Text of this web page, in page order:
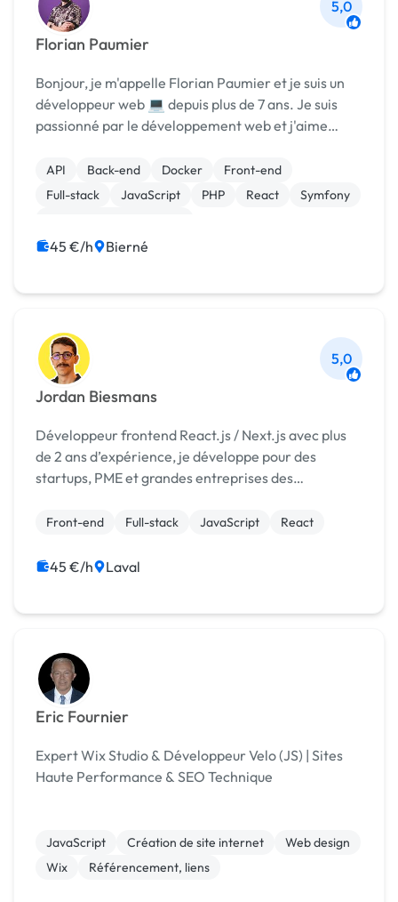
Florian Paumier
5,0
Bonjour, je m'appelle Florian Paumier et je suis un
développeur web 💻 depuis plus de 7 ans. Je suis
passionné par le développement web et j'aime
variété de projets web ✨, allant de sites web s...
API Back-end Docker
Front-end
Full-stack
JavaScript PHP React
Symfony
45 €/h Bierné
Jordan Biesmans
5,0
Développeur frontend React.js / Next.js avec plus
de 2 ans d’expérience, je développe pour des
startups, PME et grandes entreprises des
SEO-friendly.
Front-end Full-stack JavaScript React
45 €/h Laval
Eric Fournier
Expert Wix Studio & Développeur Velo (JS) | Sites
Haute Performance & SEO Technique
JavaScript Création de site internet
Web design
Wix
Référencement, liens